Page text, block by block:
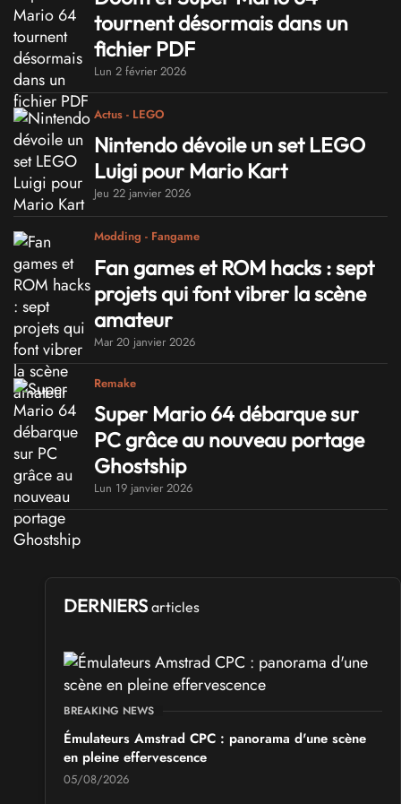
tournent désormais dans un
fichier PDF
Lun 2 février 2026
Actus - LEGO
Nintendo dévoile un set LEGO
Luigi pour Mario Kart
Jeu 22 janvier 2026
Modding - Fangame
Fan games et ROM hacks : sept
projets qui font vibrer la scène
amateur
Mar 20 janvier 2026
Remake
Super Mario 64 débarque sur
PC grâce au nouveau portage
Ghostship
Lun 19 janvier 2026
DERNIERS articles
BREAKING NEWS
Émulateurs Amstrad CPC : panorama d'une scène
en pleine effervescence
05/08/2026